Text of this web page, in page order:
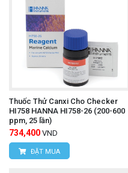
Thuốc Thử Canxi Cho Checker
HI758 HANNA HI758-26 (200-600
ppm, 25 lần)
734,400 VND
ĐẶT MUA